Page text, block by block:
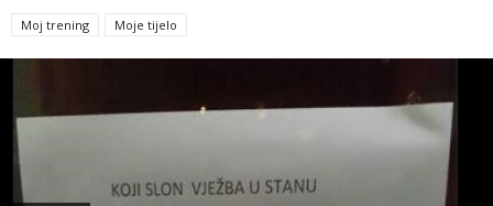
Moj trening Moje tijelo